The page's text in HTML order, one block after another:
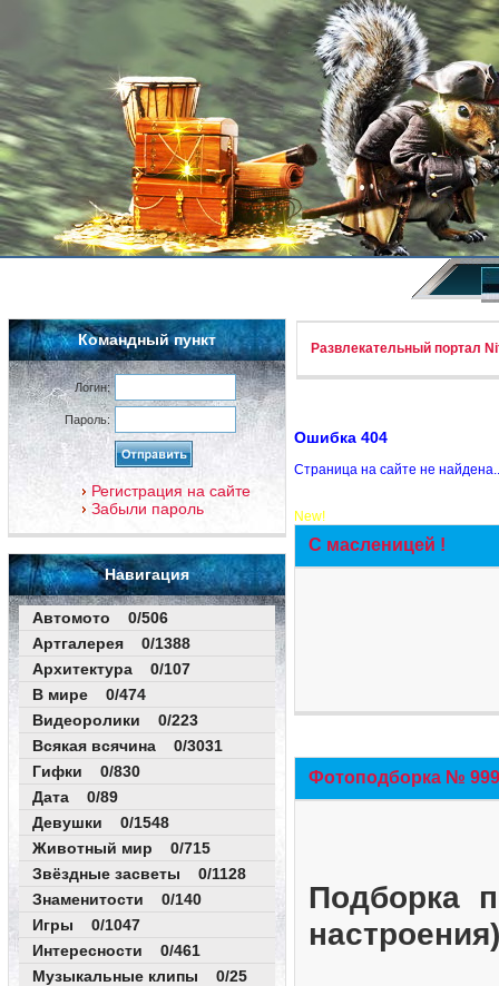
Командный пункт
Логин:
Пароль:
Регистрация на сайте
Забыли пароль
Навигация
Автомото 0/506
Артгалерея 0/1388
Архитектура 0/107
В мире 0/474
Видеоролики 0/223
Всякая всячина 0/3031
Гифки 0/830
Дата 0/89
Девушки 0/1548
Животный мир 0/715
Звёздные засветы 0/1128
Знаменитости 0/140
Игры 0/1047
Интересности 0/461
Музыкальные клипы 0/25
Развлекательный портал
Ошибка 404
Страница на сайте не
New!
С масленицей !
Фотоподборка №
Подборка